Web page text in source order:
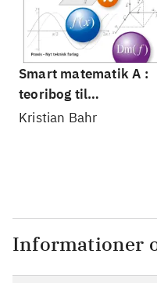
Smart matematik A :
teoribog til
adgangskursus
Kristian Bahr
Informationer